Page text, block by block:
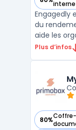
interne
— voir
Engagedly
du
aide les
que
réel, l ...
Plus d’infos
80%
— voir